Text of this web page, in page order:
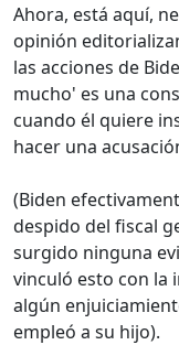
Ahora, está aquí,
opinión
las acciones de
mucho' es una
cuando él quiere
hacer una
(Biden
despido del fiscal
surgido ninguna
vinculó esto con la
algún
empleó a su hijo).